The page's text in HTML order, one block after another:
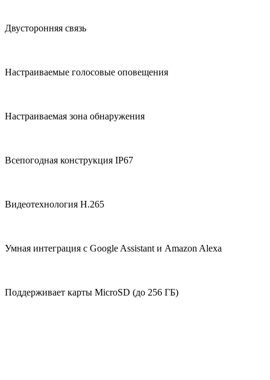
Двусторонняя связь
Настраиваемые голосовые оповещения
Настраиваемая зона обнаружения
Всепогодная конструкция IP67
Видеотехнология H.265
Умная интеграция с Google Assistant и Amazon Alexa
Поддерживает карты MicroSD (до 256 ГБ)